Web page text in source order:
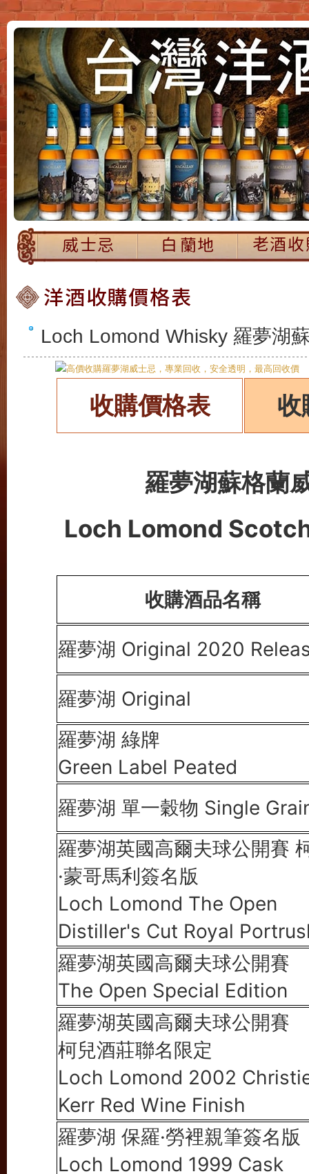
Loch Lomond Whisky 羅夢湖
收購價格表 收
羅夢湖蘇格蘭
Loch Lomond
收購酒品名稱
羅夢湖 Original 2020
羅夢湖 Original
羅夢湖 綠牌
Green Label Peated
羅夢湖 單一穀物 Single
羅夢湖英國高爾夫球公開賽
·蒙哥馬利簽名版
Loch Lomond The Open
Distiller's Cut Royal
羅夢湖英國高爾夫球公開賽
The Open Special Edition
羅夢湖英國高爾夫球公開賽
柯兒酒莊聯名限定
Loch Lomond 2002
Kerr Red Wine Finish
羅夢湖 保羅·勞裡親筆簽名版
Loch Lomond 1999 Cask